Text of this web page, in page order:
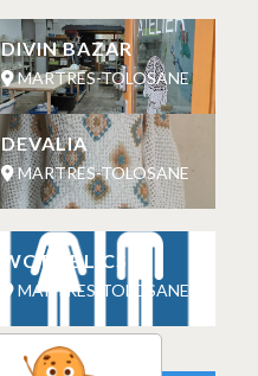
DIVIN BAZAR
MARTRES-TOLOSANE
DEVALIA
MARTRES-TOLOSANE
WC PUBLICS
MARTRES-TOLOSANE